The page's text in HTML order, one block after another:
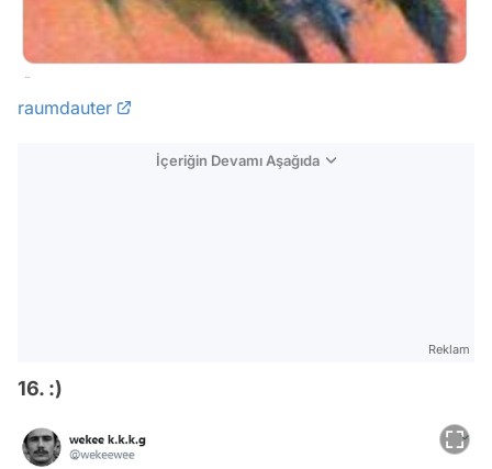
raumdauter
İçeriğin Devamı Aşağıda
Reklam
16. :)